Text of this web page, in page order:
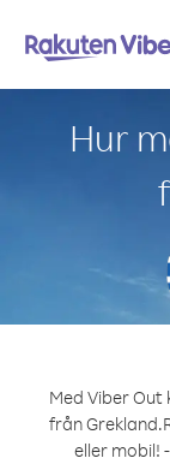
Hur
Med Viber
från Grekland.
eller mobil!